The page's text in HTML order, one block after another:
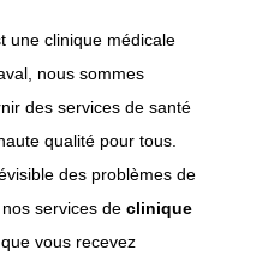
une clinique médicale
nous sommes
des services de santé
qualité pour tous.
des problèmes de
services declinique
vous recevez